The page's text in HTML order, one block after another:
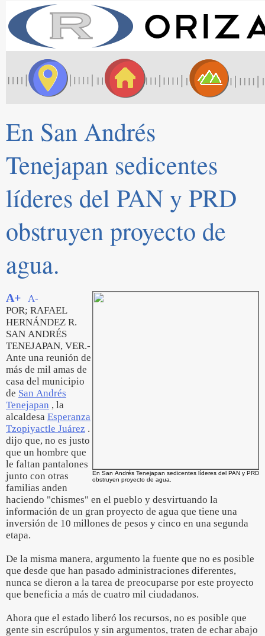
En San Andrés
Tenejapan sedicentes
líderes del PAN y PRD
obstruyen proyecto de
agua.
En San Andrés Tenejapan sedicentes líderes del PAN y PRD
obstruyen proyecto de agua.
A+
A-
POR; RAFAEL
HERNÁNDEZ R.
SAN ANDRÉS
TENEJAPAN, VER.-
Ante una reunión de
más de mil amas de
casa del municipio
de San Andrés
Tenejapan , la
alcaldesa Esperanza
Tzopiyactle Juárez .
dijo que, no es justo
que un hombre que
le faltan pantalones
junto con otras
familias anden
haciendo "chismes" en el pueblo y desvirtuando la
información de un gran proyecto de agua que tiene una
inversión de 10 millones de pesos y cinco en una segunda
etapa.
De la misma manera, argumento la fuente que no es posible
que desde que han pasado administraciones diferentes,
nunca se dieron a la tarea de preocuparse por este proyecto
que beneficia a más de cuatro mil ciudadanos.
Ahora que el estado liberó los recursos, no es posible que
gente sin escrúpulos y sin argumentos, traten de echar abajo